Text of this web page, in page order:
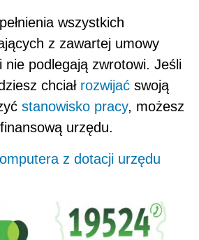
wszystkich
z zawartej umowy
nie podlegają zwrotowi. Jeśli
chciał rozwijać swoją
stanowisko pracy, możesz
urzędu.
z dotacji urzędu